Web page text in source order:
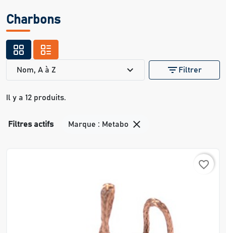
Charbons
Il y a 12 produits.
Nom, A à Z expand_more filter_list Filtrer
Filtres actifs Marque : Metabo 
favorite_border